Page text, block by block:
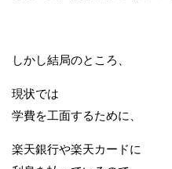
しかし結局のところ、
現状では
学費を工面するために、
楽天銀行や楽天カードに